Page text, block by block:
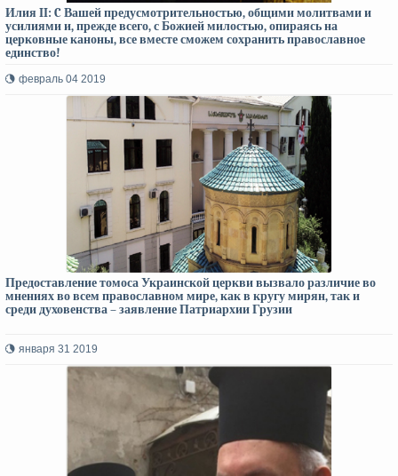
Илия II: C Вашей предусмотрительностью, общими молитвами и
усилиями и, прежде всего, с Божией милостью, опираясь на
церковные каноны, все вместе сможем сохранить православное
единство!
февраль 04 2019
Предоставление томоса Украинской церкви вызвало различие во
мнениях во всем православном мире, как в кругу мирян, так и
среди духовенства – заявление Патриархии Грузии
января 31 2019